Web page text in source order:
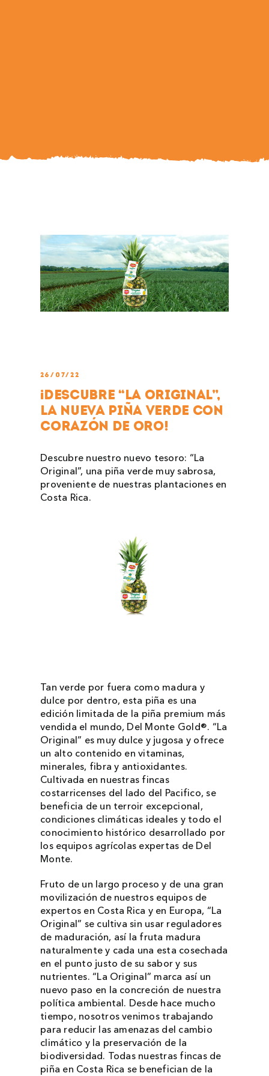
26/07/22
¡Descubre “La Original”,
la nueva piña verde con
corazón de oro!
Descubre nuestro nuevo tesoro: “La
Original”, una piña verde muy sabrosa,
proveniente de nuestras plantaciones en
Costa Rica.
Tan verde por fuera como madura y
dulce por dentro, esta piña es una
edición limitada de la piña premium más
vendida el mundo, Del Monte Gold®. “La
Original” es muy dulce y jugosa y ofrece
un alto contenido en vitaminas,
minerales, fibra y antioxidantes.
Cultivada en nuestras fincas
costarricenses del lado del Pacifico, se
beneficia de un terroir excepcional,
condiciones climáticas ideales y todo el
conocimiento histórico desarrollado por
los equipos agrícolas expertas de Del
Monte.
Fruto de un largo proceso y de una gran
movilización de nuestros equipos de
expertos en Costa Rica y en Europa, “La
Original” se cultiva sin usar reguladores
de maduración, así la fruta madura
naturalmente y cada una esta cosechada
en el punto justo de su sabor y sus
nutrientes. “La Original” marca así un
nuevo paso en la concreción de nuestra
política ambiental. Desde hace mucho
tiempo, nosotros venimos trabajando
para reducir las amenazas del cambio
climático y la preservación de la
biodiversidad. Todas nuestras fincas de
piña en Costa Rica se benefician de la